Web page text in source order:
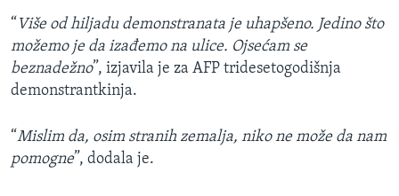
“ Više od hiljadu demonstranata je uhapšeno. Jedino što
možemo je da izađemo na ulice. Ojsećam se
beznadežno”, izjavila je za AFP tridesetogodišnja
demonstrantkinja.
“Mislim da, osim stranih zemalja, niko ne može da nam
pomogne”, dodala je.